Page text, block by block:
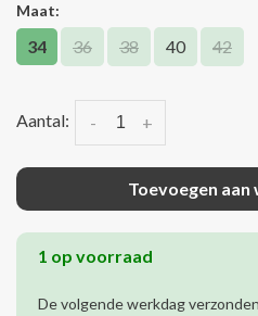
Maat:
34 36 38 40 42
Aantal: +
-
Toevoegen aan
1 op voorraad
De volgende werkdag